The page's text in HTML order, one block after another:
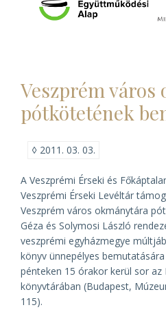
Veszprém
pótkötetének
◊ 2011. 03. 03.
A Veszprémi Érseki és
Veszprémi Érseki Levéltár
Veszprém város okmánytára
Géza és Solymosi László
veszprémi egyházmegye
könyv ünnepélyes
pénteken 15 órakor kerül sor az
könyvtárában (Budapest,
115).